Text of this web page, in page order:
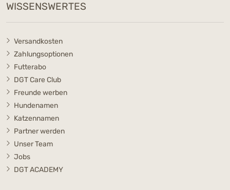
WISSENSWERTES
Versandkosten
Zahlungsoptionen
Futterabo
DGT Care Club
Freunde werben
Hundenamen
Katzennamen
Partner werden
Unser Team
Jobs
DGT ACADEMY